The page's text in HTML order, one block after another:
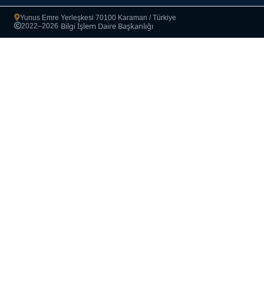
Yunus Emre Yerleşkesi 70100 Karaman / Türkiye
Copyright
2022–2026·Bilgi İşlem Daire Başkanlığı